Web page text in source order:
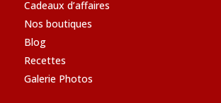
Cadeaux d’affaires
Nos boutiques
Blog
Recettes
Galerie Photos